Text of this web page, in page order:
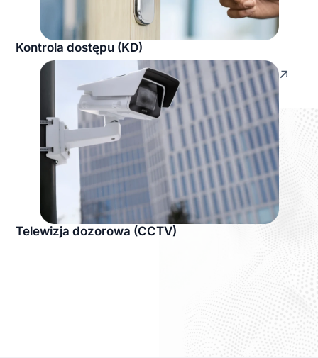
Kontrola dostępu (KD)
Telewizja dozorowa (CCTV)